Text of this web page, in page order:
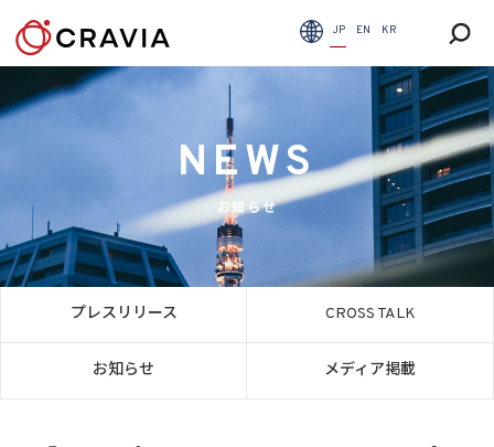
JP EN KR
NEWS
お知らせ
プレスリリース CROSS TALK
お知らせ メディア掲載